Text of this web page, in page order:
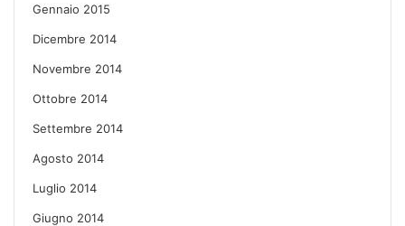
Gennaio 2015
Dicembre 2014
Novembre 2014
Ottobre 2014
Settembre 2014
Agosto 2014
Luglio 2014
Giugno 2014